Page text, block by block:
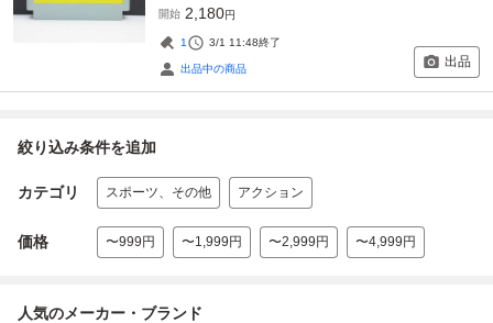
開始 2,180円
1 3/1 11:48終了
出品中の商品 出品
絞り込み条件を追加
カテゴリ スポーツ、その他 アクション
価格 〜999円 〜1,999円 〜2,999円 〜4,999円
人気のメーカー・ブランド